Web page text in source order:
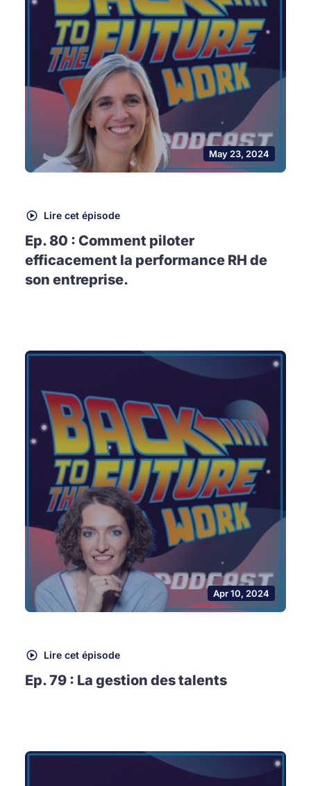
May 23, 2024
Lire cet épisode
Ep. 80 : Comment piloter
efficacement la performance RH de
son entreprise.
Apr 10, 2024
Lire cet épisode
Ep. 79 : La gestion des talents